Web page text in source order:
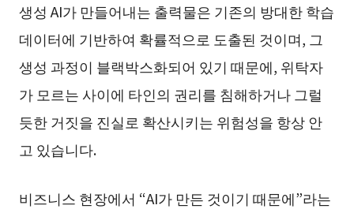
생성 AI가 만들어내는 출력물은 기존의 방대한 학습
데이터에 기반하여 확률적으로 도출된 것이며, 그
생성 과정이 블랙박스화되어 있기 때문에, 위탁자
가 모르는 사이에 타인의 권리를 침해하거나 그럴
듯한 거짓을 진실로 확산시키는 위험성을 항상 안
고 있습니다.
비즈니스 현장에서 “AI가 만든 것이기 때문에”라는